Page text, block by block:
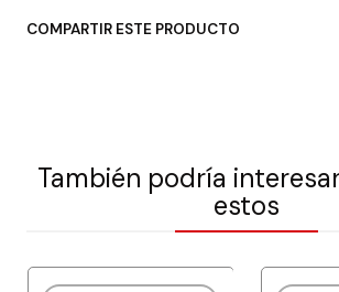
COMPARTIR ESTE PRODUCTO
También podría
estos